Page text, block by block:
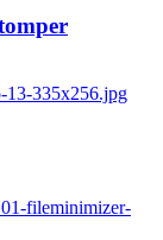
13-335x256.jpg
fileminimizer-